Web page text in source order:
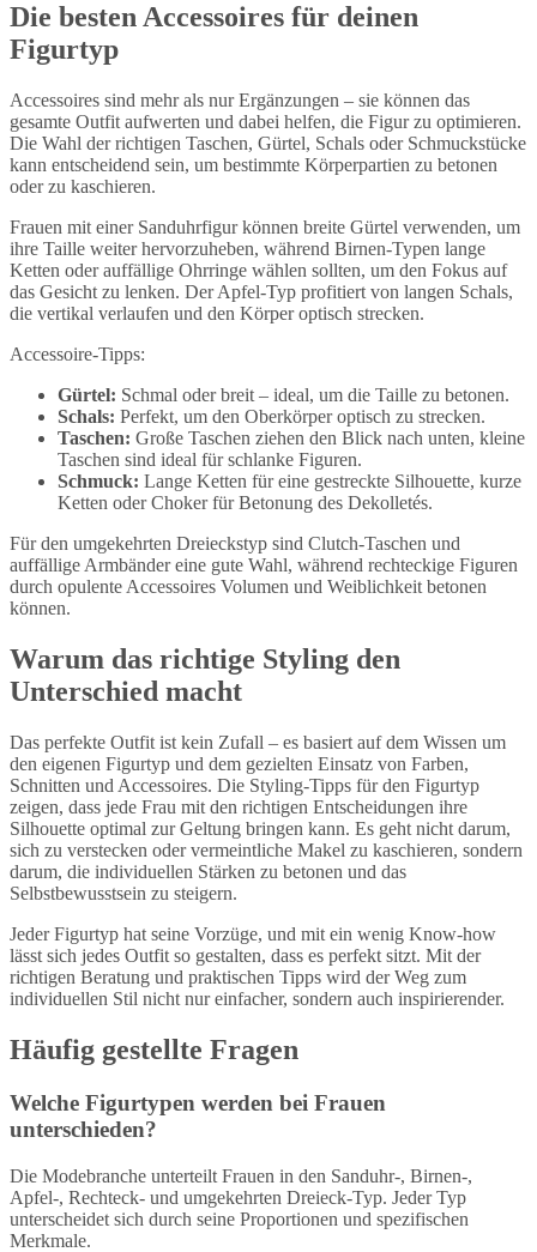
Die besten Accessoires für deinen
Figurtyp
Accessoires sind mehr als nur Ergänzungen – sie können das
gesamte Outfit aufwerten und dabei helfen, die Figur zu optimieren.
Die Wahl der richtigen Taschen, Gürtel, Schals oder Schmuckstücke
kann entscheidend sein, um bestimmte Körperpartien zu betonen
oder zu kaschieren.
Frauen mit einer Sanduhrfigur können breite Gürtel verwenden, um
ihre Taille weiter hervorzuheben, während Birnen-Typen lange
Ketten oder auffällige Ohrringe wählen sollten, um den Fokus auf
das Gesicht zu lenken. Der Apfel-Typ profitiert von langen Schals,
die vertikal verlaufen und den Körper optisch strecken.
Accessoire-Tipps:
Gürtel: Schmal oder breit – ideal, um die Taille zu betonen.
Schals: Perfekt, um den Oberkörper optisch zu strecken.
Taschen: Große Taschen ziehen den Blick nach unten, kleine
Taschen sind ideal für schlanke Figuren.
Schmuck: Lange Ketten für eine gestreckte Silhouette, kurze
Ketten oder Choker für Betonung des Dekolletés.
Für den umgekehrten Dreieckstyp sind Clutch-Taschen und
auffällige Armbänder eine gute Wahl, während rechteckige Figuren
durch opulente Accessoires Volumen und Weiblichkeit betonen
können.
Warum das richtige Styling den
Unterschied macht
Das perfekte Outfit ist kein Zufall – es basiert auf dem Wissen um
den eigenen Figurtyp und dem gezielten Einsatz von Farben,
Schnitten und Accessoires. Die Styling-Tipps für den Figurtyp
zeigen, dass jede Frau mit den richtigen Entscheidungen ihre
Silhouette optimal zur Geltung bringen kann. Es geht nicht darum,
sich zu verstecken oder vermeintliche Makel zu kaschieren, sondern
darum, die individuellen Stärken zu betonen und das
Selbstbewusstsein zu steigern.
Jeder Figurtyp hat seine Vorzüge, und mit ein wenig Know-how
lässt sich jedes Outfit so gestalten, dass es perfekt sitzt. Mit der
richtigen Beratung und praktischen Tipps wird der Weg zum
individuellen Stil nicht nur einfacher, sondern auch inspirierender.
Häufig gestellte Fragen
Welche Figurtypen werden bei Frauen
unterschieden?
Die Modebranche unterteilt Frauen in den Sanduhr-, Birnen-,
Apfel-, Rechteck- und umgekehrten Dreieck-Typ. Jeder Typ
unterscheidet sich durch seine Proportionen und spezifischen
Merkmale.